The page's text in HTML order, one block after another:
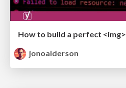
How to build a perfect <img>
jonoalderson